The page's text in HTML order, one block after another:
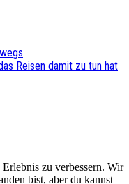
Reisen damit zu tun hat
zu verbessern. Wir
bist, aber du kannst